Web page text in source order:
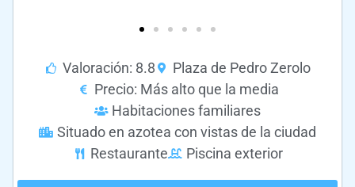
Valoración: 8.8
Plaza de Pedro Zerolo
Precio: Más alto que la media
Habitaciones familiares
Situado en azotea con vistas de la ciudad
Restaurante
Piscina exterior